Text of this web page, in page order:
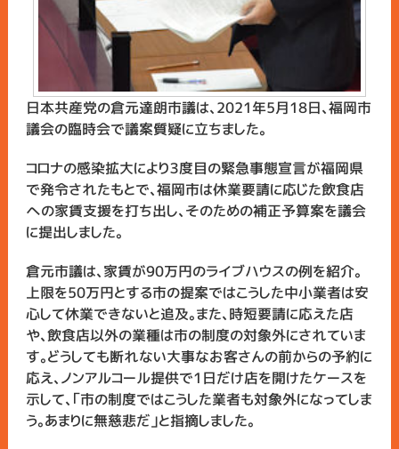
日本共産党の倉元達朗市議は、2021年5月18日、福岡市
議会の臨時会で議案質疑に立ちました。
コロナの感染拡大により３度目の緊急事態宣言が福岡県
で発令されたもとで、福岡市は休業要請に応じた飲食店
への家賃支援を打ち出し、そのための補正予算案を議会
に提出しました。
倉元市議は、家賃が90万円のライブハウスの例を紹介。
上限を50万円とする市の提案ではこうした中小業者は安
心して休業できないと追及。また、時短要請に応えた店
や、飲食店以外の業種は市の制度の対象外にされていま
す。どうしても断れない大事なお客さんの前からの予約に
応え、ノンアルコール提供で1日だけ店を開けたケースを
示して、「市の制度ではこうした業者も対象外になってしま
う。あまりに無慈悲だ」と指摘しました。